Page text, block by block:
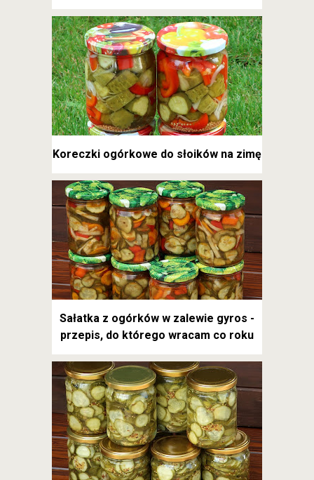
Koreczki ogórkowe do słoików na zimę
Sałatka z ogórków w zalewie gyros -
przepis, do którego wracam co roku